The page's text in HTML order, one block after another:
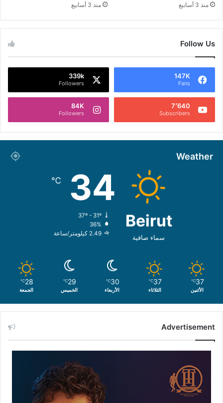
منذ 3 أسابيع منذ 3 أسابيع
Follow Us
147K
Fans
339k
Followers
7٬640
Subscribers
84K
Followers
Weather
Beirut
سماء صافية
34
℃
37º - 31º
36%
2.49 كيلومتر/ساعة
37
℃
الأثنين
37
℃
الثلاثاء
30
℃
الأربعاء
29
℃
الخميس
28
℃
الجمعة
Advertisement